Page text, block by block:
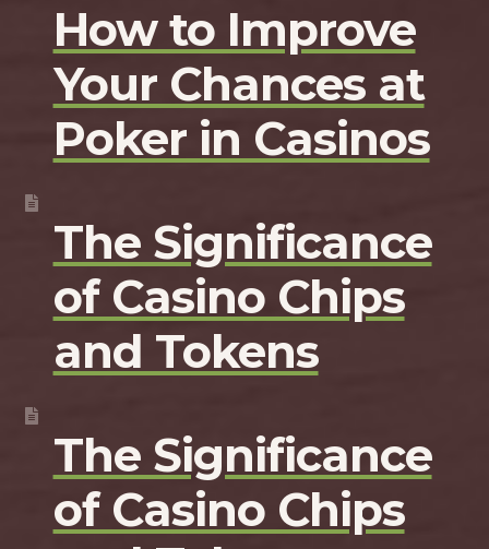
How to Improve
Your Chances at
Poker in Casinos
The Significance
of Casino Chips
and Tokens
The Significance
of Casino Chips